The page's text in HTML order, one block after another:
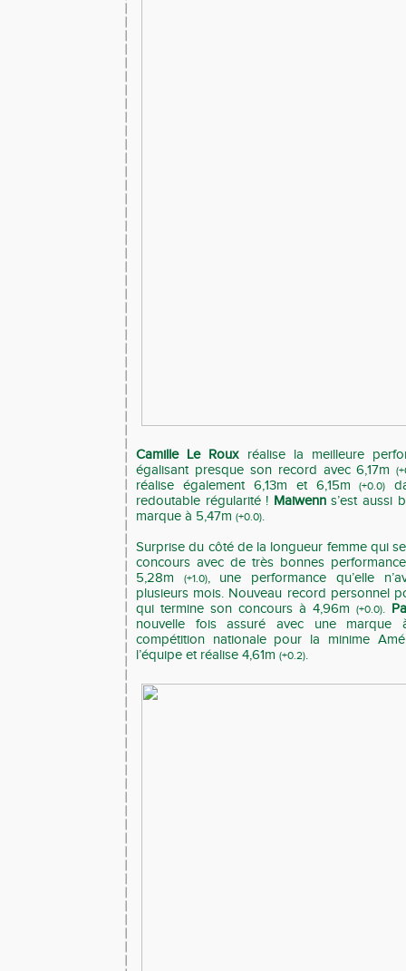
Camille Le Rouxréalise la meilleure
égalisant presque son record avec 6,17m
réalise également 6,13m et 6,15m(+0.0)
redoutable régularité ! Maiwenns’est aussi
marque à 5,47m (+0.0).
Surprise du côté de la longueur femme qui
concours avec de très bonnes
5,28m
(+1.0), une performance qu’elle
plusieurs mois. Nouveau record personnel
qui termine son concours à 4,96m
(+0.0).
nouvelle fois assuré avec une
compétition nationale pour la minime
l’équipe et réalise 4,61m (+0.2).